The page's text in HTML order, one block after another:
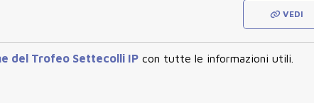
VEDI
del Trofeo Settecolli IP con tutte le informazioni utili.